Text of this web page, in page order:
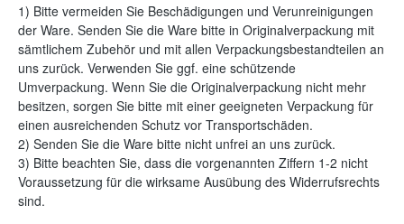
1) Bitte vermeiden Sie Beschädigungen und Verunreinigungen
der Ware. Senden Sie die Ware bitte in Originalverpackung mit
sämtlichem Zubehör und mit allen Verpackungsbestandteilen an
uns zurück. Verwenden Sie ggf. eine schützende
Umverpackung. Wenn Sie die Originalverpackung nicht mehr
besitzen, sorgen Sie bitte mit einer geeigneten Verpackung für
einen ausreichenden Schutz vor Transportschäden.
2) Senden Sie die Ware bitte nicht unfrei an uns zurück.
3) Bitte beachten Sie, dass die vorgenannten Ziffern 1-2 nicht
Voraussetzung für die wirksame Ausübung des Widerrufsrechts
sind.